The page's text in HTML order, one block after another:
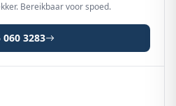
Bereikbaar voor spoed.
060 3283